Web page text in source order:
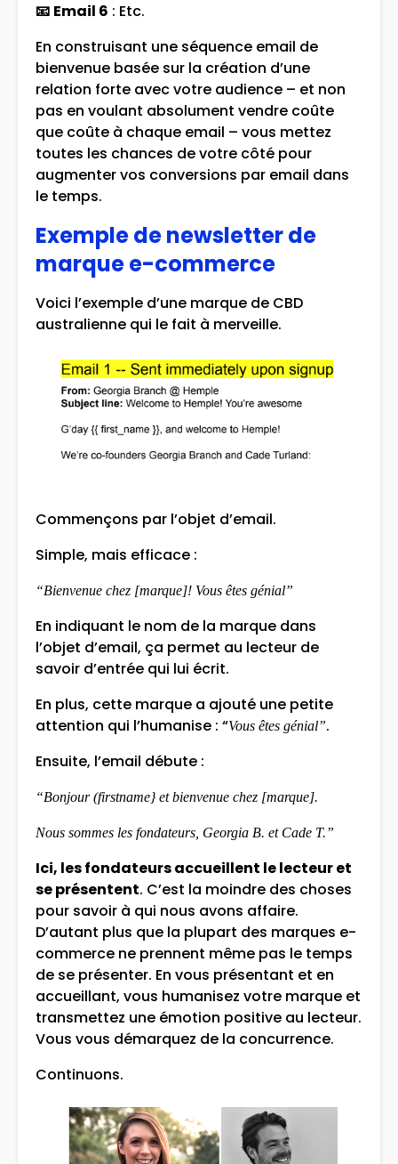
📧 Email 6 : Etc.
En construisant une séquence email de
bienvenue basée sur la création d’une
relation forte avec votre audience – et non
pas en voulant absolument vendre coûte
que coûte à chaque email – vous mettez
toutes les chances de votre côté pour
augmenter vos conversions par email dans
le temps.
Exemple de newsletter de
marque e-commerce
Voici l’exemple d’une marque de CBD
australienne qui le fait à merveille.
Commençons par l’objet d’email.
Simple, mais efficace :
“Bienvenue chez [marque]! Vous êtes génial”
En indiquant le nom de la marque dans
l’objet d’email, ça permet au lecteur de
savoir d’entrée qui lui écrit.
En plus, cette marque a ajouté une petite
attention qui l’humanise : “Vous êtes génial”.
Ensuite, l’email débute :
“Bonjour (firstname} et bienvenue chez [marque].
Nous sommes les fondateurs, Georgia B. et Cade T.”
Ici, les fondateurs accueillent le lecteur et
se présentent. C’est la moindre des choses
pour savoir à qui nous avons affaire.
D’autant plus que la plupart des marques e-
commerce ne prennent même pas le temps
de se présenter. En vous présentant et en
accueillant, vous humanisez votre marque et
transmettez une émotion positive au lecteur.
Vous vous démarquez de la concurrence.
Continuons.